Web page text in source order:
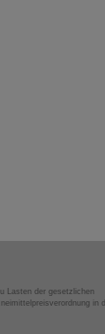
Lasten der gesetzlichen
in